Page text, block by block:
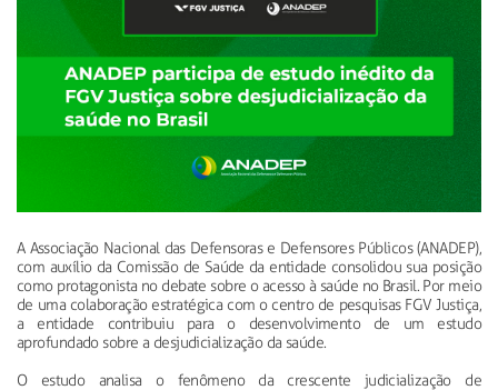
A Associação Nacional das Defensoras e Defensores Públicos (ANADEP),
com auxílio da Comissão de Saúde da entidade consolidou sua posição
como protagonista no debate sobre o acesso à saúde no Brasil. Por meio
de uma colaboração estratégica com o centro de pesquisas FGV Justiça,
a entidade contribuiu para o desenvolvimento de um estudo
aprofundado sobre a desjudicialização da saúde.
O estudo analisa o fenômeno da crescente judicialização de